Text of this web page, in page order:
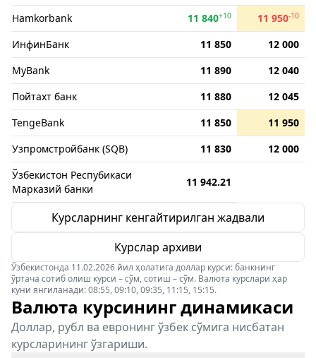
Hamkorbank
11 840+10 11 950-10
ИнфинБанк 11 850
12 000
MyBank
11 890
12 040
Пойтахт банк
11 880
12 045
TengeBank
11 850
11 950
Узпромстройбанк (SQB)
11 830
12 000
Ўзбекистон Респубикаси
Марказий банки
11 942.21
Курсларнинг кенгайтирилган жадвали
Курслар архиви
Ўзбекистонда 11.02.2026 йил ҳолатига доллар курси: банкнинг
ўртача сотиб олиш курси – сўм, сотиш – сўм. Валюта курслари ҳар
куни янгиланади: 08:55, 09:10, 09:35, 11:15, 15:15.
Валюта курсининг динамикаси
Доллар, рубл ва евронинг ўзбек сўмига нисбатан
курсларининг ўзгариши.